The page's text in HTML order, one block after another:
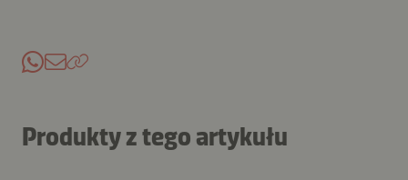
Produkty z tego artykułu